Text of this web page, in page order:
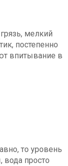
мелкий
постепенно
впитывание в
то уровень
вода просто